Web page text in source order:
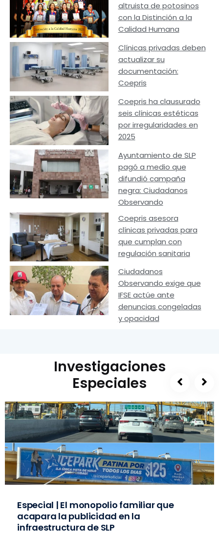
altruista de potosinos
con la Distinción a la
Calidad Humana
Clínicas privadas deben
actualizar su
documentación:
Coepris
Coepris ha clausurado
seis clínicas estéticas
por irregularidades en
2025
Ayuntamiento de SLP
pagó a medio que
difundió campaña
negra: Ciudadanos
Observando
Coepris asesora
clínicas privadas para
que cumplan con
regulación sanitaria
Ciudadanos
Observando exige que
IFSE actúe ante
denuncias congeladas
y opacidad
Investigaciones
Especiales
Especial | El monopolio familiar que
acapara la publicidad en la
infraestructura de SLP